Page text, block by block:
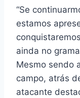
“Se
estamos
ainda no
Mesmo sendo
campo, atrás
atacante